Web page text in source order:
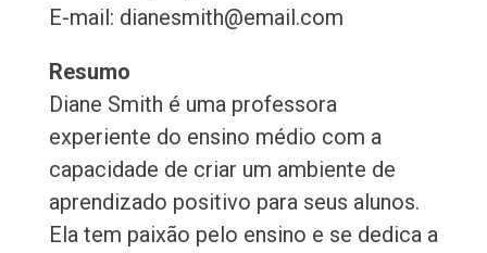
E-mail: dianesmith@email.com
Resumo
Diane Smith é uma professora
experiente do ensino médio com a
capacidade de criar um ambiente de
aprendizado positivo para seus alunos.
Ela tem paixão pelo ensino e se dedica a